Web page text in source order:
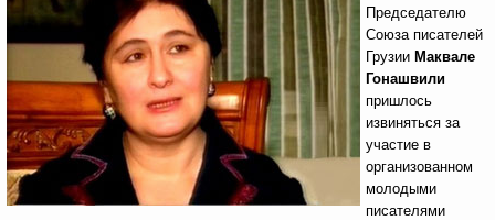
Председателю
Союза писателей
Грузии Маквале
Гонашвили
пришлось
извиняться за
участие в
организованном
молодыми
писателями